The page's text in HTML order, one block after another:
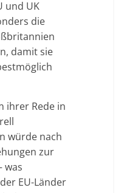
und UK
die
damit sie
ihrer Rede in
würde nach
zur
was
EU-Länder